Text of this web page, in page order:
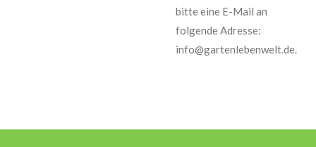
bitte eine E-Mail an
folgende Adresse:
info@gartenlebenwelt.de.